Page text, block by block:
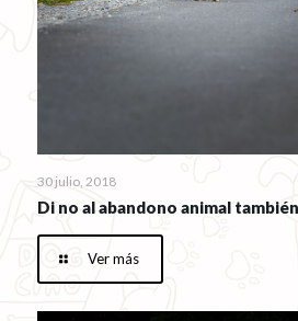
30 julio, 2018
Di no al abandono animal
Ver más